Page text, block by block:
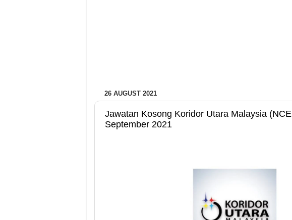
26 AUGUST 2021
Jawatan Kosong Koridor Utara Malaysia
September 2021